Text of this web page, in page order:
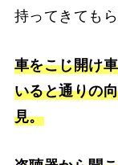
持ってきてもら
車をこじ開け
いると通りの
見。